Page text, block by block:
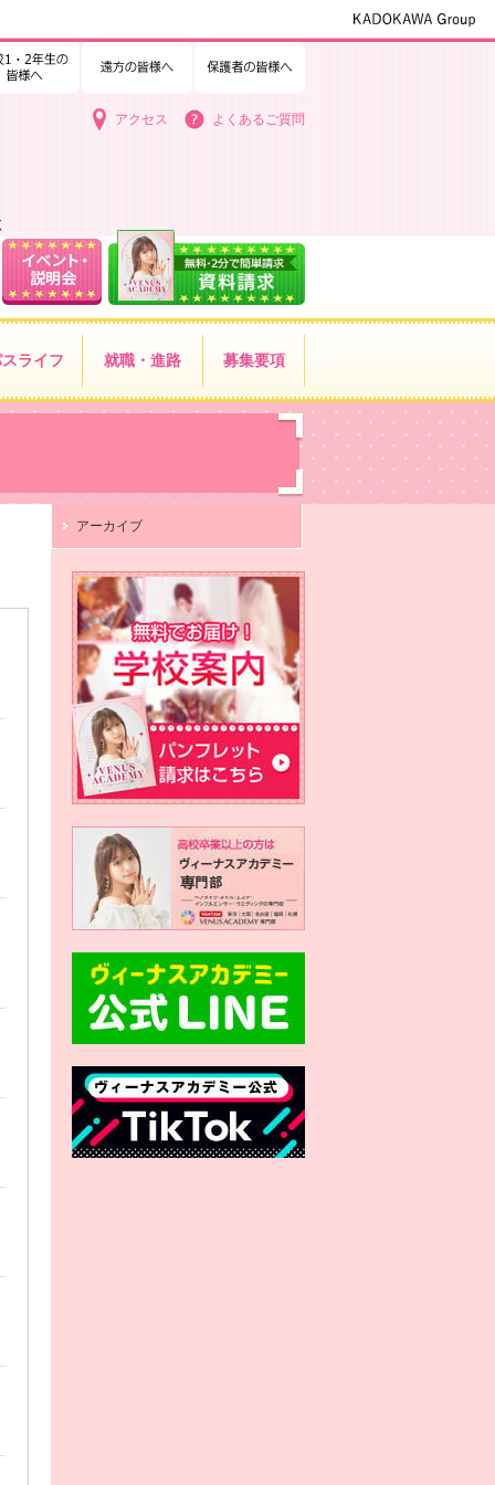
遠方の皆様へ
中学3年生の皆様へ
2年生の皆様へ
よくあるご質問
アクセス
ライフ 就職・進路 募集要項
アーカイブ